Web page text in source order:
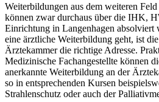
Weiterbildungen aus dem weiteren Feld
können zwar durchaus über die IHK,
Einrichtung in Langenhagen absolviert
eine ärztliche Weiterbildung geht, ist
Ärztekammer die richtige Adresse.
Medizinische Fachangestellte können
anerkannte Weiterbildung an der
so in entsprechenden Kursen
Strahlenschutz oder auch der